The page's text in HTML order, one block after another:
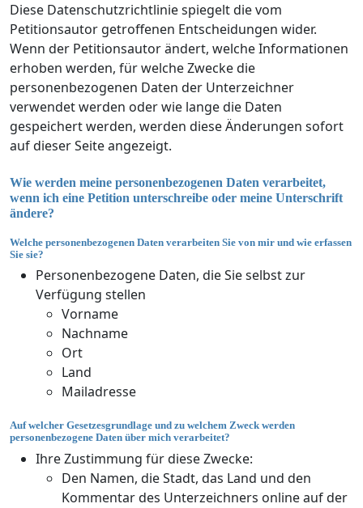
Diese Datenschutzrichtlinie spiegelt die vom
Petitionsautor getroffenen Entscheidungen wider.
Wenn der Petitionsautor ändert, welche Informationen
erhoben werden, für welche Zwecke die
personenbezogenen Daten der Unterzeichner
verwendet werden oder wie lange die Daten
gespeichert werden, werden diese Änderungen sofort
auf dieser Seite angezeigt.
Wie werden meine personenbezogenen Daten verarbeitet,
wenn ich eine Petition unterschreibe oder meine Unterschrift
ändere?
Welche personenbezogenen Daten verarbeiten Sie von mir und wie erfassen
Sie sie?
Personenbezogene Daten, die Sie selbst zur
Verfügung stellen
Vorname
Nachname
Ort
Land
Mailadresse
Auf welcher Gesetzesgrundlage und zu welchem Zweck werden
personenbezogene Daten über mich verarbeitet?
Ihre Zustimmung für diese Zwecke:
Den Namen, die Stadt, das Land und den
Kommentar des Unterzeichners online auf der